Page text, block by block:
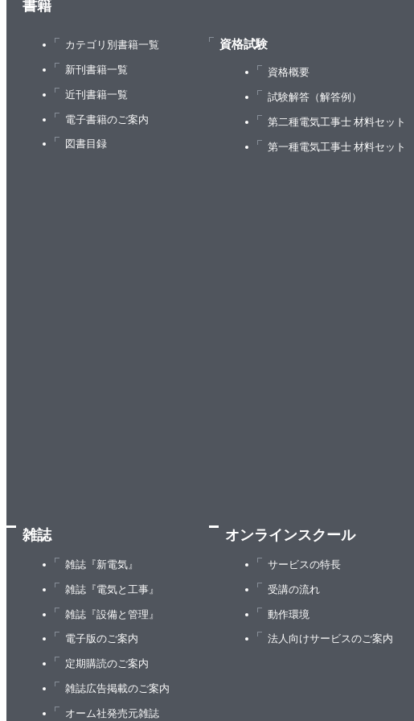
書籍
カテゴリ別書籍一覧
新刊書籍一覧
近刊書籍一覧
電子書籍のご案内
図書目録
資格試験
資格概要
試験解答（解答例）
第二種電気工事士 材料セット
第一種電気工事士 材料セット
雑誌
雑誌『新電気』
雑誌『電気と工事』
雑誌『設備と管理』
電子版のご案内
定期購読のご案内
雑誌広告掲載のご案内
オーム社発売元雑誌
オンラインスクール
サービスの特長
受講の流れ
動作環境
法人向けサービスのご案内